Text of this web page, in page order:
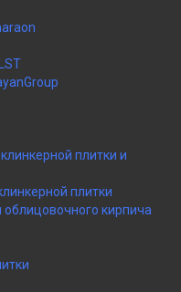
плитки и
плитки
кирпича